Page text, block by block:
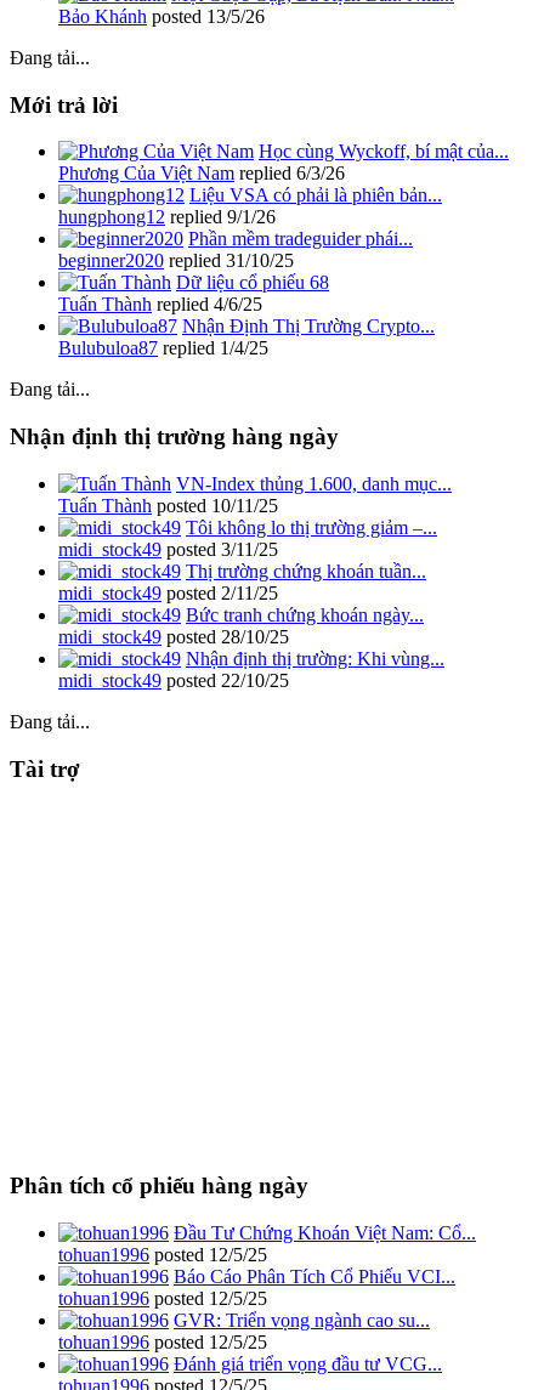
Bảo Khánh posted 13/5/26
Đang tải...
Mới trả lời
Học cùng Wyckoff, bí mật của...
Phương Của Việt Nam replied 6/3/26
Liệu VSA có phải là phiên bản...
hungphong12 replied 9/1/26
Phần mềm tradeguider phái...
beginner2020 replied 31/10/25
Dữ liệu cổ phiếu 68
Tuấn Thành replied 4/6/25
Nhận Định Thị Trường Crypto...
Bulubuloa87 replied 1/4/25
Đang tải...
Nhận định thị trường hàng ngày
VN-Index thủng 1.600, danh mục...
Tuấn Thành posted 10/11/25
Tôi không lo thị trường giảm –...
midi_stock49 posted 3/11/25
Thị trường chứng khoán tuần...
midi_stock49 posted 2/11/25
Bức tranh chứng khoán ngày...
midi_stock49 posted 28/10/25
Nhận định thị trường: Khi vùng...
midi_stock49 posted 22/10/25
Đang tải...
Tài trợ
Phân tích cổ phiếu hàng ngày
Đầu Tư Chứng Khoán Việt Nam: Cổ...
tohuan1996 posted 12/5/25
Báo Cáo Phân Tích Cổ Phiếu VCI...
tohuan1996 posted 12/5/25
GVR: Triển vọng ngành cao su...
tohuan1996 posted 12/5/25
Đánh giá triển vọng đầu tư VCG...
tohuan1996 posted 12/5/25